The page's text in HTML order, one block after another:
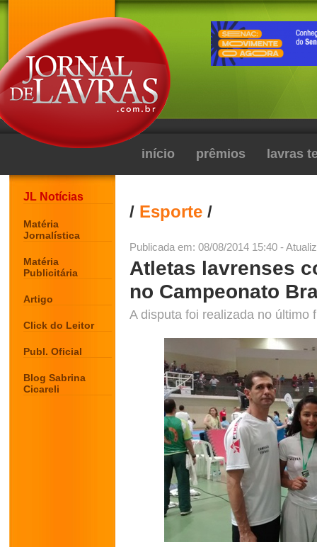
início prêmios lavras
JL Notícias
Matéria
Jornalística
Matéria
Publicitária
Artigo
Click do Leitor
Publ. Oficial
Blog Sabrina
Cicareli
/ Esporte /
Publicada em: 08/08/2014 15:40 -
Atletas lavrenses
no Campeonato
A disputa foi realizada no último